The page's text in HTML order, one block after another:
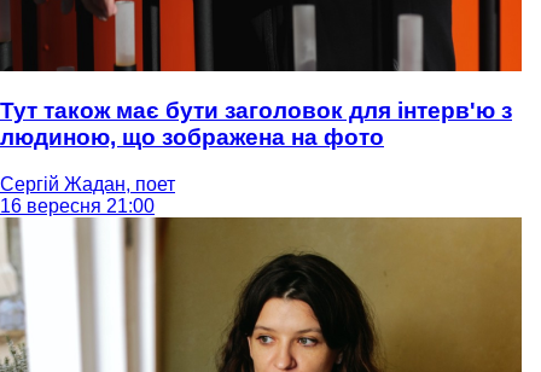
Тут також має бути заголовок для інтерв'ю з
людиною, що зображена на фото
Сергій Жадан, поет
16 вересня 21:00